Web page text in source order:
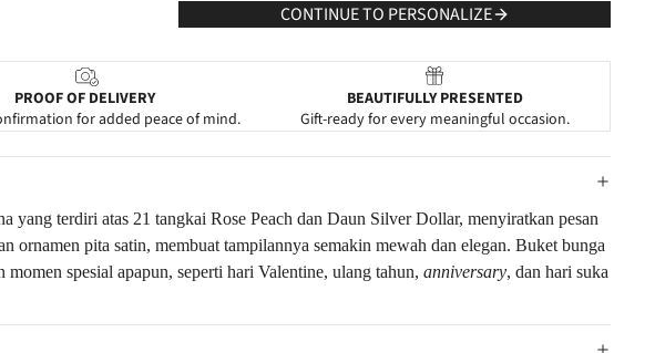
CONTINUE TO PERSONALIZE
PROOF OF DELIVERY
for added peace of mind.
BEAUTIFULLY PRESENTED
Gift-ready for every meaningful occasion.
yang terdiri atas 21 tangkai Rose Peach dan Daun Silver Dollar, menyiratkan pesan
pita satin, membuat tampilannya semakin mewah dan elegan. Buket bunga
spesial apapun, seperti hari Valentine, ulang tahun, anniversary, dan hari suka